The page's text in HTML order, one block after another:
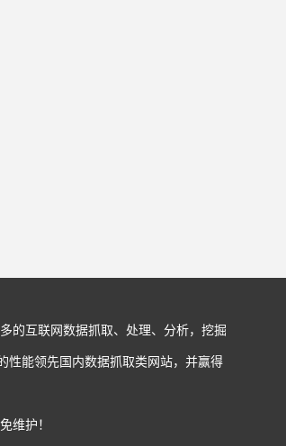
的互联网数据抓取、处理、分析，挖掘
性能领先国内数据抓取类网站，并赢得
维护！